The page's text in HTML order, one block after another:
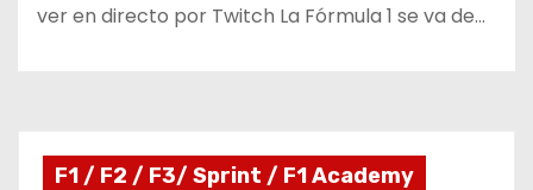
ver en directo por Twitch La Fórmula 1 se va de…
F1 / F2 / F3/ Sprint / F1 Academy